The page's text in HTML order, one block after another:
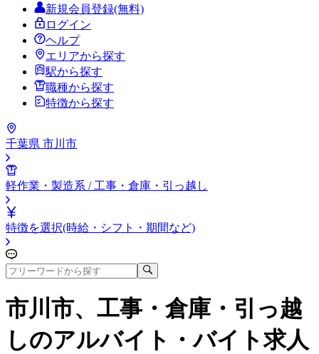
新規会員登録(無料)
ログイン
ヘルプ
エリアから探す
駅から探す
職種から探す
特徴から探す
千葉県 市川市
軽作業・製造系 / 工事・倉庫・引っ越し
特徴を選択(時給・シフト・期間など)
市川市、工事・倉庫・引っ越
しのアルバイト・バイト求人